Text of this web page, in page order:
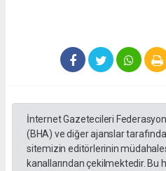
İnternet Gazetecileri
(BHA) ve diğer ajanslar
sitemizin editörlerinin
kanallarından çekilmektedir. Bu